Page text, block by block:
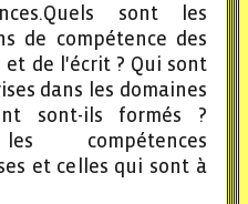
sont les
de compétence des
de l'écrit ? Qui sont
dans les domaines
sont-ils formés ?
compétences
et celles qui sont à